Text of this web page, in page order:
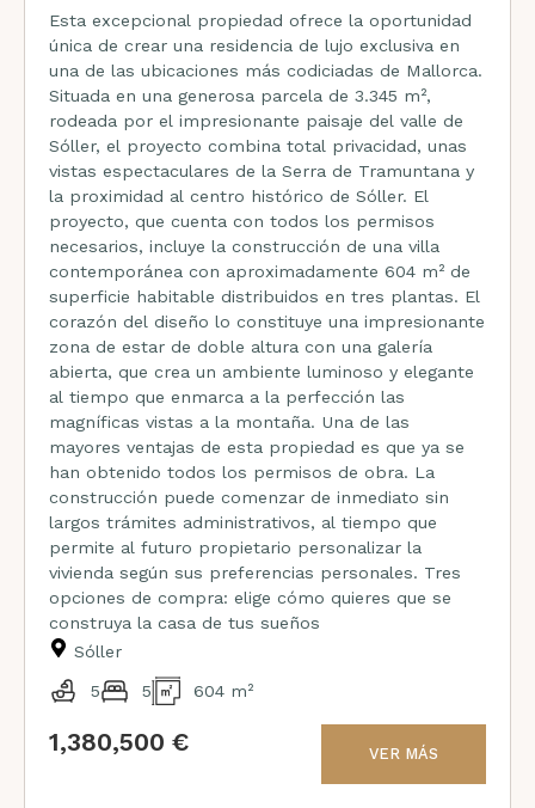
Esta excepcional propiedad ofrece la oportunidad
única de crear una residencia de lujo exclusiva en
una de las ubicaciones más codiciadas de Mallorca.
Situada en una generosa parcela de 3.345 m²,
rodeada por el impresionante paisaje del valle de
Sóller, el proyecto combina total privacidad, unas
vistas espectaculares de la Serra de Tramuntana y
la proximidad al centro histórico de Sóller. El
proyecto, que cuenta con todos los permisos
necesarios, incluye la construcción de una villa
contemporánea con aproximadamente 604 m² de
superficie habitable distribuidos en tres plantas. El
corazón del diseño lo constituye una impresionante
zona de estar de doble altura con una galería
abierta, que crea un ambiente luminoso y elegante
al tiempo que enmarca a la perfección las
magníficas vistas a la montaña. Una de las
mayores ventajas de esta propiedad es que ya se
han obtenido todos los permisos de obra. La
construcción puede comenzar de inmediato sin
largos trámites administrativos, al tiempo que
permite al futuro propietario personalizar la
vivienda según sus preferencias personales. Tres
opciones de compra: elige cómo quieres que se
construya la casa de tus sueños
Sóller
5 5 604 m²
1,380,500 € VER MÁS